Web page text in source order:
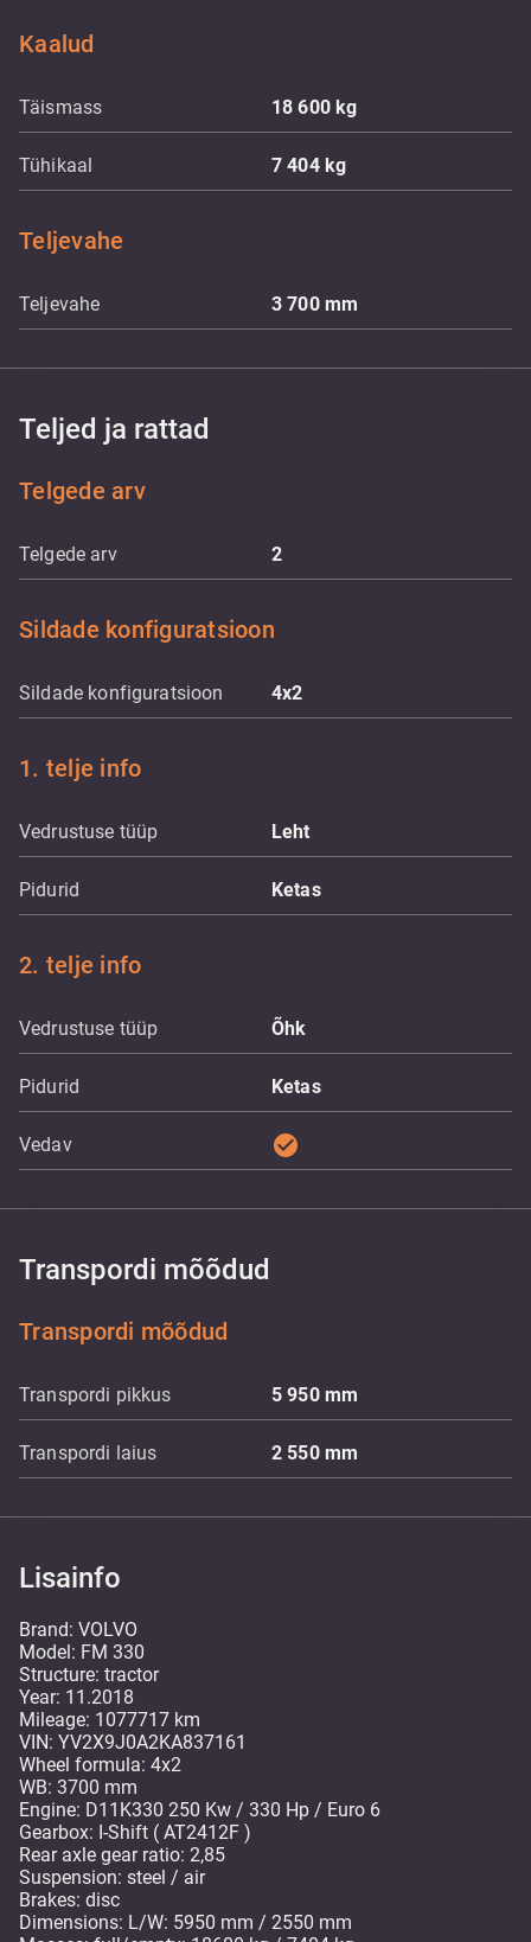
Kaalud
Täismass 18 600kg
Tühikaal 7 404 kg
Teljevahe
Teljevahe 3 700 mm
Teljed ja rattad
Telgede arv
Telgede arv 2
Sildade konfiguratsioon
Sildade konfiguratsioon 4x2
1. telje info
Vedrustuse tüüp Leht
Pidurid Ketas
2. telje info
Vedrustuse tüüp Õhk
Pidurid Ketas
Vedav check_circle
Transpordi mõõdud
Transpordi mõõdud
Transpordi pikkus 5 950 mm
Transpordi laius 2 550 mm
Lisainfo
Brand: VOLVO
Model: FM 330
Structure: tractor
Year: 11.2018
Mileage: 1077717 km
VIN: YV2X9J0A2KA837161
Wheel formula: 4x2
WB: 3700 mm
Engine: D11K330 250 Kw / 330 Hp / Euro 6
Gearbox: I-Shift ( AT2412F )
Rear axle gear ratio: 2,85
Suspension: steel / air
Brakes: disc
Dimensions: L/W: 5950 mm / 2550 mm